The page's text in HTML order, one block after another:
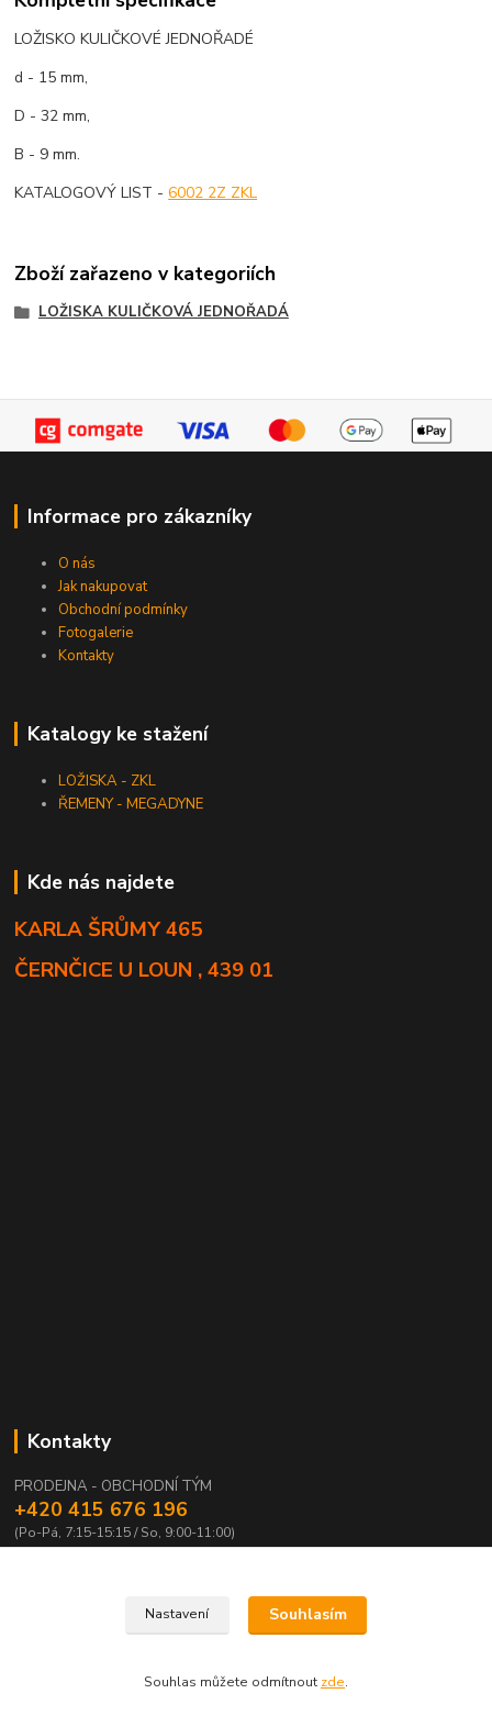
LOŽISKO KULIČKOVÉ JEDNOŘADÉ
d - 15 mm,
D - 32 mm,
B - 9 mm.
KATALOGOVÝ LIST -6002 2Z ZKL
Zboží zařazeno v kategoriích
LOŽISKA KULIČKOVÁ JEDNOŘADÁ
Informace pro zákazníky
O nás
Jak nakupovat
Obchodní podmínky
Fotogalerie
Kontakty
Katalogy ke stažení
LOŽISKA - ZKL
ŘEMENY - MEGADYNE
Kde nás najdete
KARLA ŠRŮMY 465
ČERNČICE U LOUN , 439 01
Kontakty
PRODEJNA - OBCHODNÍ TÝM
+420 415 676 196
(Po-Pá, 7:15-15:15 / So, 9:00-11:00)
Nastavení Souhlasím
Souhlas můžete odmítnout zde.